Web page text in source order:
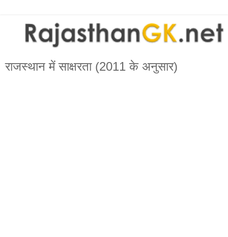
राजस्थान में साक्षरता (2011 के अनुसार)